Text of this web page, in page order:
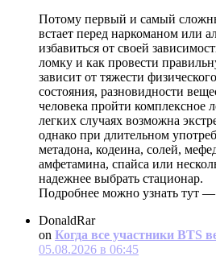
Потому первый и самый
встает перед наркоманом или
избавиться от своей
ломку и как провести
зависит от тяжести
состояния, разновидности
человека пройти комплексное
легких случаях возможна
однако при длительном
метадона, кодеина, солей,
амфетамина, спайса или
надежнее выбрать стационар.
Подробнее можно узнать тут
DonaldRar
on Когда все участники BTS
05.08.2026 в 06:45